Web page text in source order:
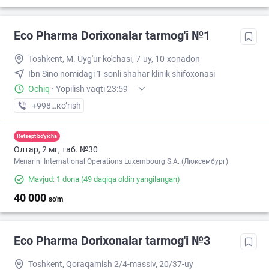
Eco Pharma Dorixonalar tarmog'i №1
Toshkent, M. Uyg'ur ko'chasi, 7-uy, 10-xonadon
Ibn Sino nomidagi 1-sonli shahar klinik shifoxonasi
Ochiq · Yopilish vaqti 23:59
+998 (71) XXX-XX-XX
кo’rish
Retsept bo'yicha
Олтар, 2 мг, таб. №30
Menarini International Operations Luxembourg S.A. (Люксембург)
Mavjud: 1 dona (49 daqiqa oldin yangilangan)
40 000 so'm
Eco Pharma Dorixonalar tarmog'i №3
Toshkent, Qoraqamish 2/4-massiv, 20/37-uy